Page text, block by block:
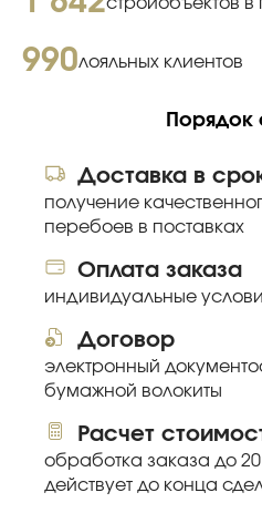
990лояльных клиентов
Порядок
Доставка в
получение
перебоев в поставках
Оплата заказа
индивидуальные
Договор
электронный
бумажной волокиты
Расчет
обработка заказа до
действует до конца